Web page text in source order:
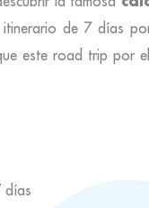
de 7 días
este road trip por
días